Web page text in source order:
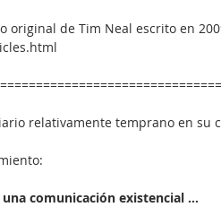
original de Tim Neal escrito en
relativamente temprano en su
comunicación existencial ...